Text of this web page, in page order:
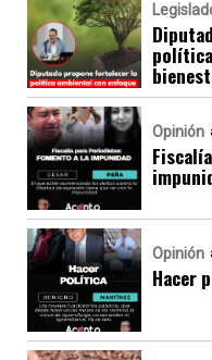
Opinión
Opinión
Hacer